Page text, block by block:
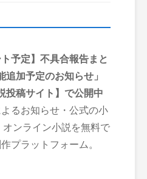
予定】不具合報告まと
加予定のお知らせ」
投稿サイト】で公開中
るお知らせ・公式の小
ンライン小説を無料で
プラットフォーム。